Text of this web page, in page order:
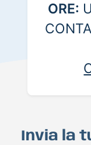
ORE:
Invia la